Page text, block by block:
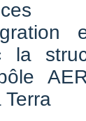
la
Terra